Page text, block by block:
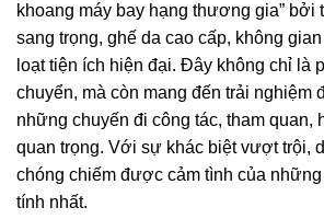
khoang máy bay hạng thương gia” bởi
sang trọng, ghế da cao cấp, không
loạt tiện ích hiện đại. Đây không chỉ là
chuyển, mà còn mang đến trải nghiệm
những chuyến đi công tác, tham quan,
quan trọng. Với sự khác biệt vượt trội,
chóng chiếm được cảm tình của
tính nhất.